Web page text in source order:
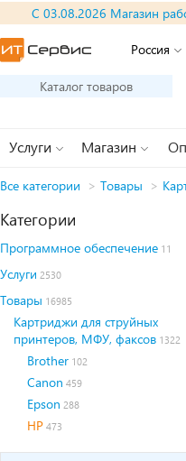
С 03.08.2026 Магазин
Россия
Каталог товаров
Услуги Магазин
Все категории > Товары >
Категории
Программное обеспечение 11
Услуги 2530
Товары 16985
Картриджи для струйных
принтеров, МФУ, факсов 1322
Brother 102
Canon 459
Epson 288
HP 473